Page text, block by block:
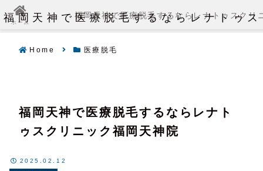
福岡天神で医療脱毛するならレナトゥ
Home 医療脱毛
福岡天神で医療脱毛するならレナト
ゥスクリニック福岡天神院
2025.02.12
ホーム
福岡天神で医療脱毛するならレナトゥスクリ